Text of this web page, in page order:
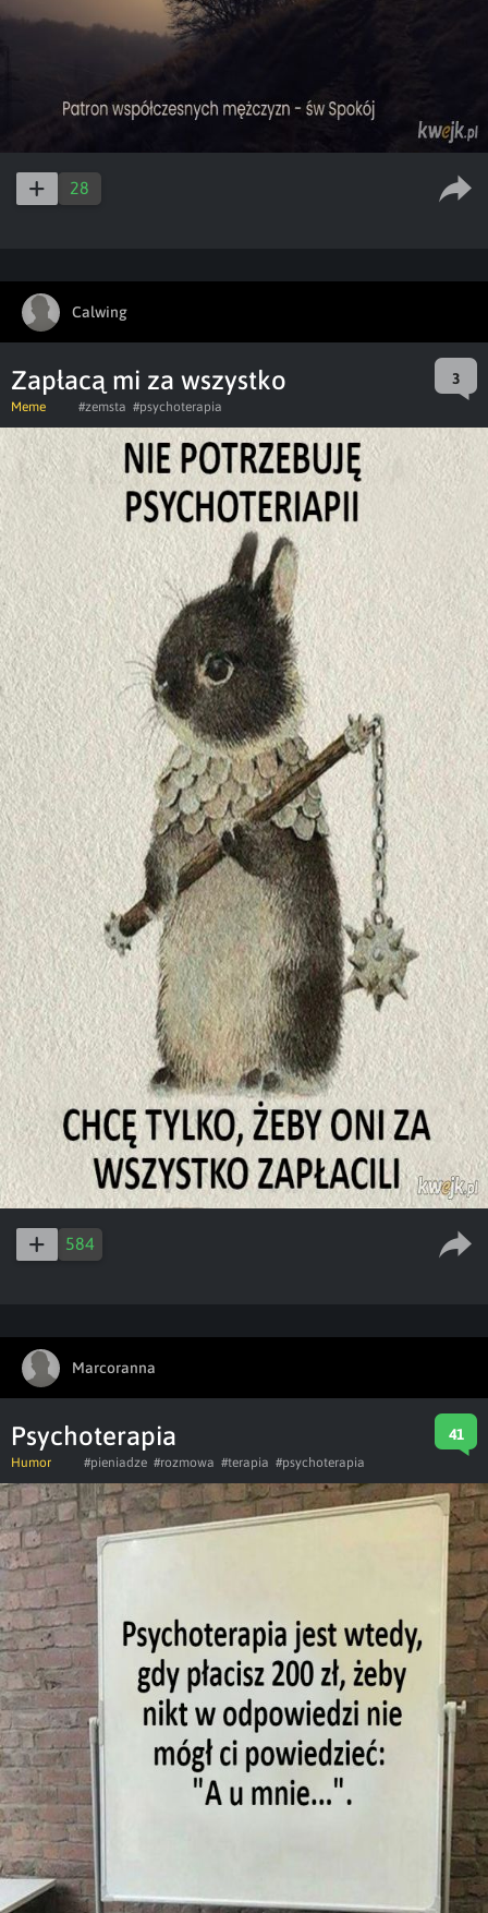
28
Calwing
Zapłacą mi za wszystko 3
Meme #zemsta #psychoterapia
584
Marcoranna
Psychoterapia 41
Humor #pieniadze #rozmowa #terapia #psychoterapia